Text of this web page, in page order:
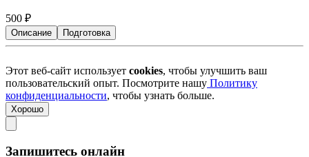
500 ₽
Описание Подготовка
Этот веб-сайт использует cookies, чтобы улучшить ваш
пользовательский опыт. Посмотрите нашу Политику
конфиденциальности, чтобы узнать больше.
Хорошо
Запишитесь онлайн